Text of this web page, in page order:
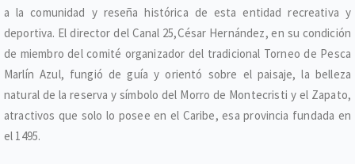
a la comunidad y reseña histórica de esta entidad recreativa y
deportiva. El director del Canal 25,César Hernández, en su condición
de miembro del comité organizador del tradicional Torneo de Pesca
Marlín Azul, fungió de guía y orientó sobre el paisaje, la belleza
natural de la reserva y símbolo del Morro de Montecristi y el Zapato,
atractivos que solo lo posee en el Caribe, esa provincia fundada en
el 1495.